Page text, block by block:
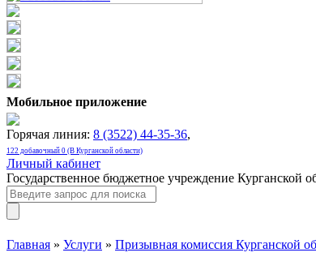
Мобильное приложение
Горячая линия: 8 (3522) 44-35-36,
122 добавочный 0 (В Курганской области)
Личный кабинет
Государственное бюджетное учреждение
Главная » Услуги » Призывная комиссия Курганской